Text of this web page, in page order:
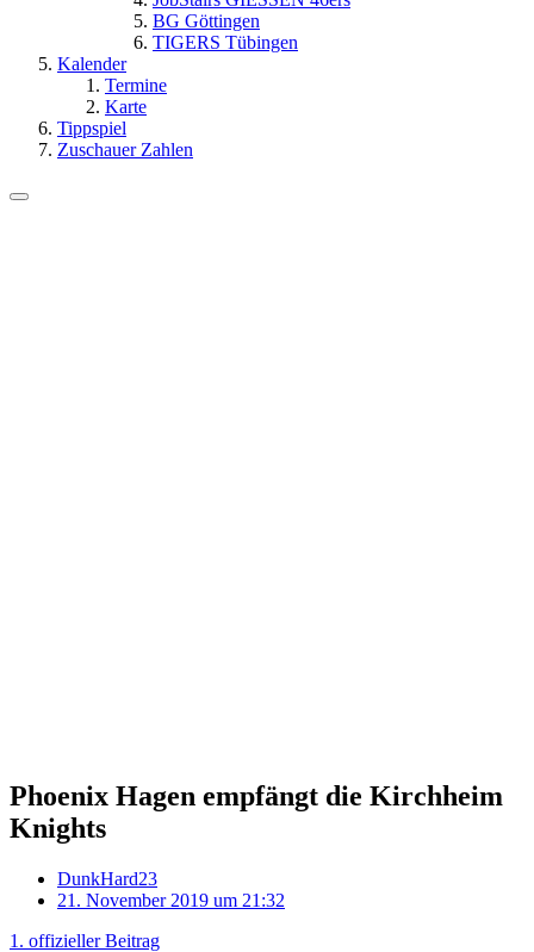
BG Göttingen
TIGERS Tübingen
Kalender
Termine
Karte
Tippspiel
Zuschauer Zahlen
Phoenix Hagen empfängt die Kirchheim
Knights
DunkHard23
21. November 2019 um 21:32
1. offizieller Beitrag